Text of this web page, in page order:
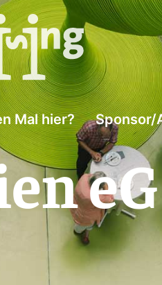
Mal hier? Sponsor/
eG